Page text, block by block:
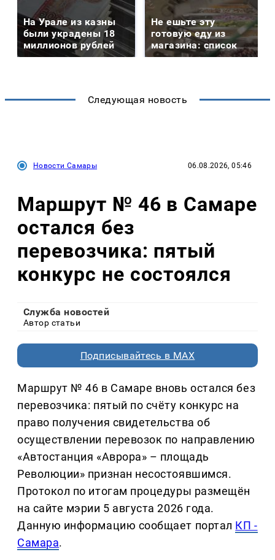
На Урале из казны
были украдены 18
миллионов рублей
Не ешьте эту
готовую еду из
магазина: список
Следующая новость
Новости Самары 06.08.2026, 05:46
Маршрут № 46 в Самаре
остался без
перевозчика: пятый
конкурс не состоялся
Служба новостей
Автор статьи
Подписывайтесь в MAX
Маршрут № 46 в Самаре вновь остался без
перевозчика: пятый по счёту конкурс на
право получения свидетельства об
осуществлении перевозок по направлению
«Автостанция «Аврора» – площадь
Революции» признан несостоявшимся.
Протокол по итогам процедуры размещён
на сайте мэрии 5 августа 2026 года.
Данную информацию сообщает портал КП -
Самара.